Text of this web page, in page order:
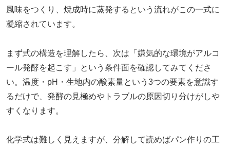
風味をつくり、焼成時に蒸発するという流れがこの一式に
凝縮されています。
まず式の構造を理解したら、次は「嫌気的な環境がアルコ
ール発酵を起こす」という条件面を確認してみてくださ
い。温度・pH・生地内の酸素量という3つの要素を意識す
るだけで、発酵の見極めやトラブルの原因切り分けがしや
すくなります。
化学式は難しく見えますが、分解して読めばパン作りの工